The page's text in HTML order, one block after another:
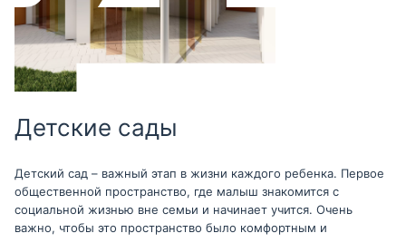
Детские сады
Детский сад – важный этап в жизни каждого ребенка. Первое
общественной пространство, где малыш знакомится с
социальной жизнью вне семьи и начинает учится. Очень
важно, чтобы это пространство было комфортным и